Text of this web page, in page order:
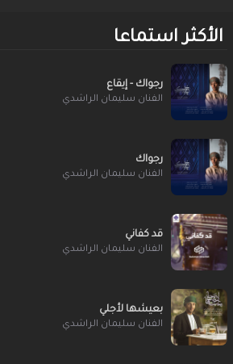
الأكثر استماعا
رجواك - إيقاع
الفنان سليمان الراشدي
رجواك
الفنان سليمان الراشدي
قد كفاني
الفنان سليمان الراشدي
بعيشها لأجلي
الفنان سليمان الراشدي